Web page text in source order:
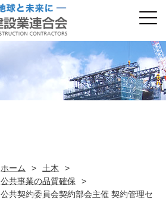
ホーム > 土木
>
公共事業の品質確保
>
公共契約委員会契約部会主催 契約管理セ